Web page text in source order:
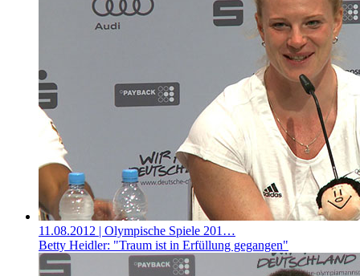
11.08.2012 | Olympische Spiele 201…
Betty Heidler: "Traum ist in Erfüllung gegangen"